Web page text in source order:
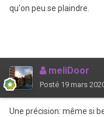
qu'on peu se plaindre.
meliDoor
Posté 19 mars
Une précision: même si